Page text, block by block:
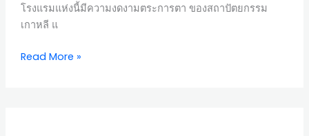
โรงแรมแห่งนี้มีความงดงามตระการตา ของสถาปัตยกรรม
เกาหลี แ
อร์
อิน
Read More »